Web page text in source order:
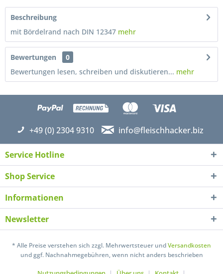
Ich habe dieDatenschutzerklärunggelesen,
Beschreibung
mit Bördelrand nach DIN 12347 mehr
Bewertungen
0
Bewertungen lesen, schreiben und diskutieren... mehr
+49 (0) 2304 9310 info@fleischhacker.biz
Service Hotline
Shop Service
Informationen
Newsletter
* Alle Preise verstehen sich zzgl. Mehrwertsteuer undVersandkosten
und ggf. Nachnahmegebühren, wenn nicht anders beschrieben